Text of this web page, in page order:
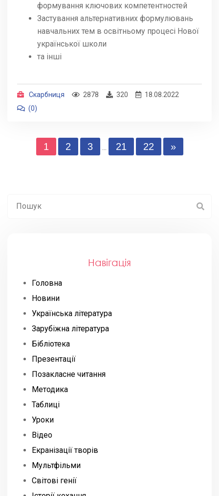
формування ключових компетентностей
Застування альтернативних формулювань
навчальних тем в освітньому процесі Нової
української школи
та інші
Скарбниця 2878 320
18.08.2022
(0)
1 2 3 ... 21 22 »
Навігація
Головна
Новини
Українська література
Зарубіжна література
Бібліотека
Презентації
Позакласне читання
Методика
Таблиці
Уроки
Відео
Екранізації творів
Мультфільми
Світові генії